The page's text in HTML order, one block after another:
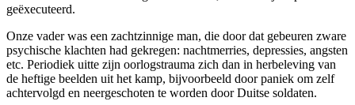
geëxecuteerd.
Onze vader was een zachtzinnige man, die door dat gebeuren zware
psychische klachten had gekregen: nachtmerries, depressies, angsten
etc. Periodiek uitte zijn oorlogstrauma zich dan in herbeleving van
de heftige beelden uit het kamp, bijvoorbeeld door paniek om zelf
achtervolgd en neergeschoten te worden door Duitse soldaten.